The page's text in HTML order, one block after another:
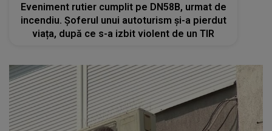
Eveniment rutier cumplit pe DN58B, urmat de
incendiu. Șoferul unui autoturism și-a pierdut
viața, după ce s-a izbit violent de un TIR